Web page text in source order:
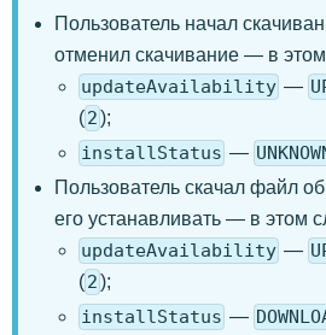
Пользователь начал
отменил скачивание — в
updateAvailability —
(2);
installStatus —
Пользователь скачал файл
его устанавливать — в этом
updateAvailability —
(2);
installStatus —